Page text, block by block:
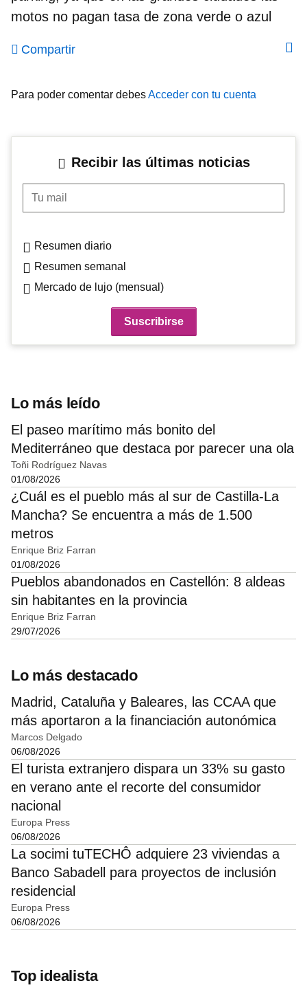
motos no pagan tasa de zona verde o azul
Compartir
Para poder comentar debesAcceder con tu cuenta
Recibir las últimas noticias
Tu mail
Resumen diario
Resumen semanal
Mercado de lujo (mensual)
Lo más leído
El paseo marítimo más bonito del
Mediterráneo que destaca por parecer una ola
Toñi Rodríguez Navas
01/08/2026
¿Cuál es el pueblo más al sur de Castilla-La
Mancha? Se encuentra a más de 1.500
metros
Enrique Briz Farran
01/08/2026
Pueblos abandonados en Castellón: 8 aldeas
sin habitantes en la provincia
Enrique Briz Farran
29/07/2026
Lo más destacado
Madrid, Cataluña y Baleares, las CCAA que
más aportaron a la financiación autonómica
Marcos Delgado
06/08/2026
El turista extranjero dispara un 33% su gasto
en verano ante el recorte del consumidor
nacional
Europa Press
06/08/2026
La socimi tuTECHÔ adquiere 23 viviendas a
Banco Sabadell para proyectos de inclusión
residencial
Europa Press
06/08/2026
Top idealista